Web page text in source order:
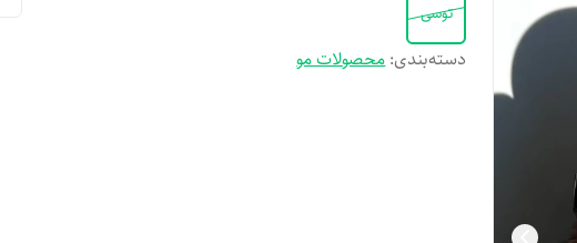
توسی
دسته‌بندی:محصولات مو